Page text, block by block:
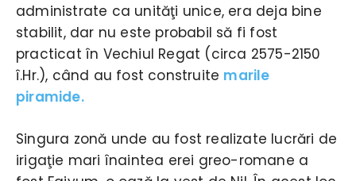
administrate ca unităţi unice, era deja bine
stabilit, dar nu este probabil să fi fost
practicat în Vechiul Regat (circa 2575-2150
î.Hr.), când au fost construite marile
piramide.
Singura zonă unde au fost realizate lucrări de
irigaţie mari înaintea erei greo-romane a